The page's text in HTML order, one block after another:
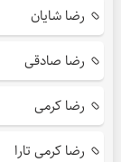
رضا شایان
رضا صادقی
رضا کرمی
رضا کرمی تارا